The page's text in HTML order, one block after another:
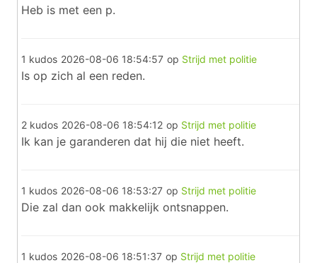
Heb is met een p.
1 kudos 2026-08-06 18:54:57 op Strijd met politie
Is op zich al een reden.
2 kudos 2026-08-06 18:54:12 op Strijd met politie
Ik kan je garanderen dat hij die niet heeft.
1 kudos 2026-08-06 18:53:27 op Strijd met politie
Die zal dan ook makkelijk ontsnappen.
1 kudos 2026-08-06 18:51:37 op Strijd met politie